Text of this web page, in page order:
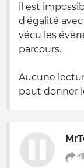
il est
d'égalité
vécu les
parcours.
Aucune
peut donner